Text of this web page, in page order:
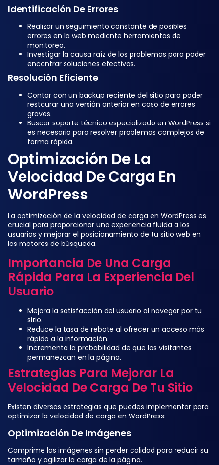
Identificación De Errores
Realizar un seguimiento constante de posibles
errores en la web mediante herramientas de
monitoreo.
Investigar la causa raíz de los problemas para poder
encontrar soluciones efectivas.
Resolución Eficiente
Contar con un backup reciente del sitio para poder
restaurar una versión anterior en caso de errores
graves.
Buscar soporte técnico especializado en WordPress si
es necesario para resolver problemas complejos de
forma rápida.
Optimización De La
Velocidad De Carga En
WordPress
La optimización de la velocidad de carga en WordPress es
crucial para proporcionar una experiencia fluida a los
usuarios y mejorar el posicionamiento de tu sitio web en
los motores de búsqueda.
Importancia De Una Carga
Rápida Para La Experiencia Del
Usuario
Mejora la satisfacción del usuario al navegar por tu
sitio.
Reduce la tasa de rebote al ofrecer un acceso más
rápido a la información.
Incrementa la probabilidad de que los visitantes
permanezcan en la página.
Estrategias Para Mejorar La
Velocidad De Carga De Tu Sitio
Existen diversas estrategias que puedes implementar para
optimizar la velocidad de carga en WordPress:
Optimización De Imágenes
Comprime las imágenes sin perder calidad para reducir su
tamaño y agilizar la carga de la página.